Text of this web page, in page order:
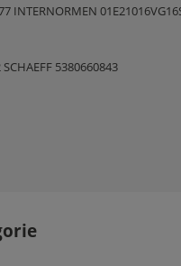
INTERNORMEN
5380660843